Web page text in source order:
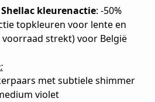
kleurenactie: -50%
topkleuren voor lente en
strekt) voor België
met subtiele shimmer
violet